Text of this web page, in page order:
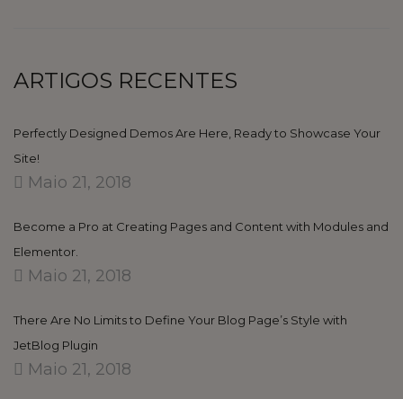
ARTIGOS RECENTES
Perfectly Designed Demos Are Here, Ready to Showcase Your
Site!
Maio 21, 2018
Become a Pro at Creating Pages and Content with Modules and
Elementor.
Maio 21, 2018
There Are No Limits to Define Your Blog Page’s Style with
JetBlog Plugin
Maio 21, 2018